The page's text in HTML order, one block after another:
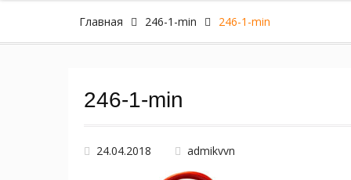
Главная 246-1-min 246-1-min
246-1-min
24.04.2018 admikvvn